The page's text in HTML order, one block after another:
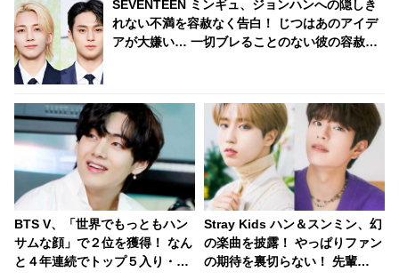
SEVENTEEN ミンギュ、ジョンハンへの隠しき
れない不満を容赦なく告白！ じつはあのアイデ
アが大嫌い… 一切ブレることのない彼の容赦な
BTS V、「世界でもっともハン
サムな顔」で２位を獲得！ なん
と４年連続でトップ５入り・・
Stray Kids ハン＆スンミン、幻
の楽曲を披露！ やっぱりファン
の期待を裏切らない！ 先輩